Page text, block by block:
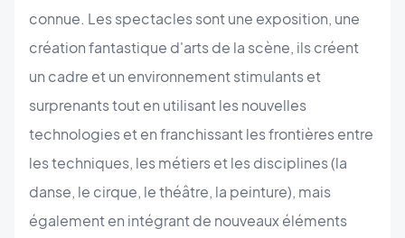
connue. Les spectacles sont une exposition, une
création fantastique d'arts de la scène, ils créent
un cadre et un environnement stimulants et
surprenants tout en utilisant les nouvelles
technologies et en franchissant les frontières entre
les techniques, les métiers et les disciplines (la
danse, le cirque, le théâtre, la peinture), mais
également en intégrant de nouveaux éléments